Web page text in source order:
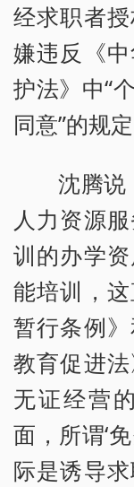
经求职者
嫌违反《
护法》中“
同意”的规定
沈腾说
人力资源
训的办学
能培训，
暂行条例
教育促进
无证经营
面，所谓‘
际是诱导